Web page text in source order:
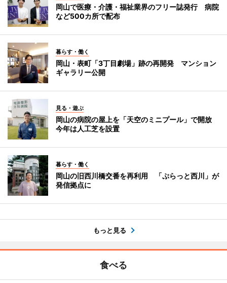
岡山で医療・介護・福祉業界のフリー誌発行 病院
など500カ所で配布
暮らす・働く
岡山・表町「3丁目劇場」跡の再開発 マンション
ギャラリー公開
見る・遊ぶ
岡山の病院の屋上を「天空のミニプール」で開放
今年は人工芝を設置
暮らす・働く
岡山の旧西川橋交番を再利用 「ぷらっと西川」が
発信拠点に
もっと見る
食べる